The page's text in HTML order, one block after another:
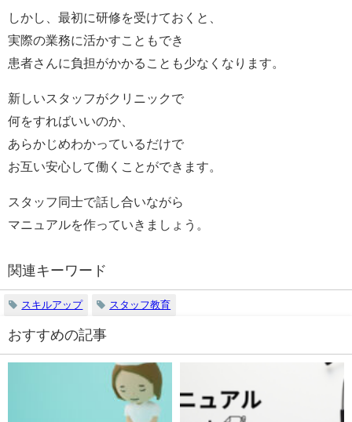
しかし、最初に研修を受けておくと、
実際の業務に活かすこともでき
患者さんに負担がかかることも少なくなります。
新しいスタッフがクリニックで
何をすればいいのか、
あらかじめわかっているだけで
お互い安心して働くことができます。
スタッフ同士で話し合いながら
マニュアルを作っていきましょう。
関連キーワード
スキルアップ スタッフ教育
おすすめの記事